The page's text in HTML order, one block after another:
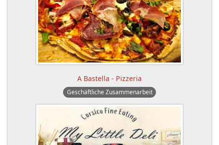
A Bastella - Pizzeria
Geschäftliche Zusammenarbeit